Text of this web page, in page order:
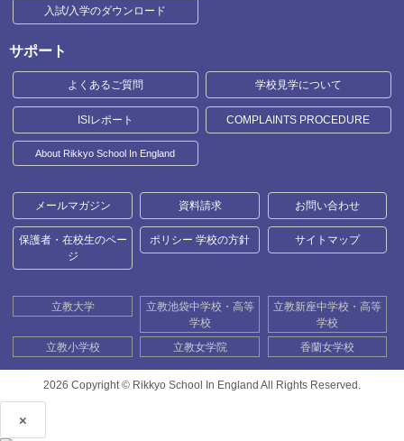
入試/入学のダウンロード
サポート
よくあるご質問 学校見学について
ISIレポート COMPLAINTS PROCEDURE
About Rikkyo School In England
メールマガジン 資料請求 お問い合わせ
保護者・在校生のペー
ジ
ポリシー 学校の方針 サイトマップ
立教大学
立教池袋中学校・高等
学校
立教新座中学校・高等
学校
立教小学校
立教女学院 香蘭女学校
2026 Copyright © Rikkyo School In England All Rights Reserved.
×